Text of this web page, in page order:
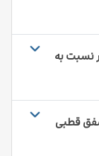
نسبت به
شفق قطبی